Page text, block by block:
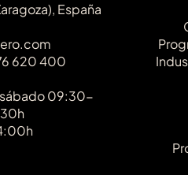
España
620 400
sábado 09:30-